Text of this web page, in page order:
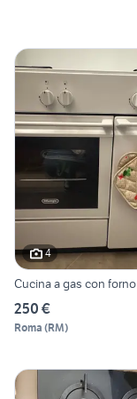
4
Cucina a gas con forno
250 €
Roma (RM)